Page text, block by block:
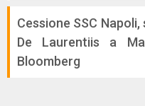
Cessione SSC
De Laurentiis a
Bloomberg